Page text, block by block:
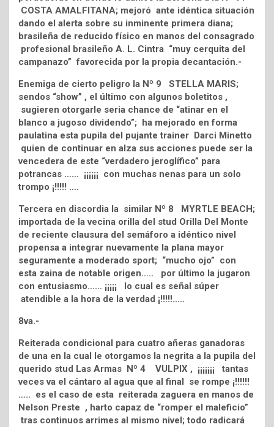
COSTA AMALFITANA; mejoró ante idéntica situación
dando el alerta sobre su inminente primera diana;
brasileña de reducido físico en manos del consagrado
profesional brasileño A. L. Cintra “muy cerquita del
campanazo” favorecida por la propia decantación.-
Enemiga de cierto peligro la Nº 9 STELLA MARIS;
sendos “show” , el último con algunos boletitos ,
sugieren otorgarle seria chance de “atinar en el
blanco a jugoso dividendo”; ha mejorado en forma
paulatina esta pupila del pujante trainer Darci Minetto
quien de continuar en alza sus acciones puede ser la
vencedera de este “verdadero jeroglífico” para
potrancas …… ¡¡¡¡¡¡ con muchas nenas para un solo
trompo ¡!!!!! ….
Tercera en discordia la similar Nº 8 MYRTLE BEACH;
importada de la vecina orilla del stud Orilla Del Monte
de reciente clausura del semáforo a idéntico nivel
propensa a integrar nuevamente la plana mayor
seguramente a moderado sport; “mucho ojo” con
esta zaina de notable origen….. por último la jugaron
con entusiasmo…… ¡¡¡¡¡ lo cual es señal súper
atendible a la hora de la verdad ¡!!!!!…..
8va.-
Reiterada condicional para cuatro añeras ganadoras
de una en la cual le otorgamos la negrita a la pupila del
querido stud Las Armas Nº 4 VULPIX , ¡¡¡¡¡¡¡ tantas
veces va el cántaro al agua que al final se rompe ¡!!!!!!
….. es el caso de esta reiterada zaguera en manos de
Nelson Preste , harto capaz de “romper el maleficio”
tras continuos arrimes al mismo nivel; todo radicará